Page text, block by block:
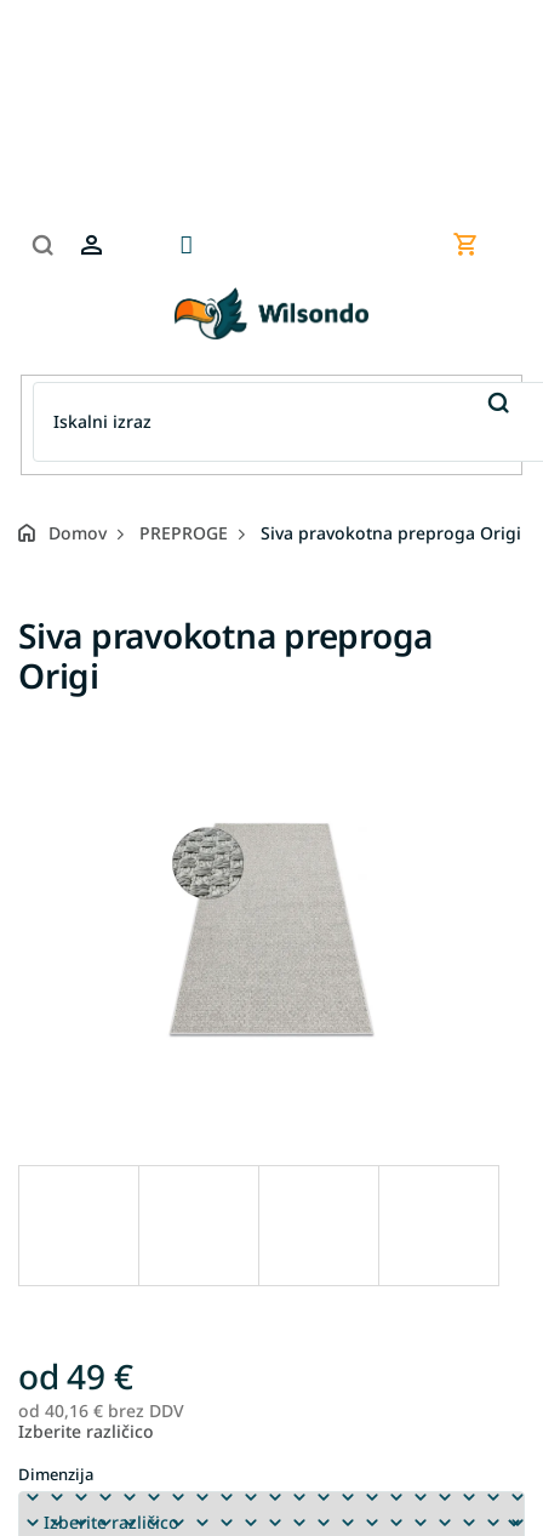
Domov PREPROGE Siva pravokotna preproga Origi
Siva pravokotna preproga
Origi
od49 €
od 40,16 € brez DDV
Izberite različico
Dimenzija